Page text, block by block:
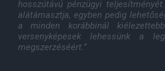
hosszútávú pénzügyi
alátámasztja, egyben pedig
a minden korábbinál
versenyképesek lehessünk a
megszerzéséért.”